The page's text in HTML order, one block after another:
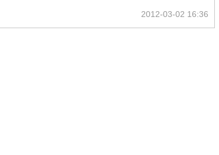
2012-03-02 16:36